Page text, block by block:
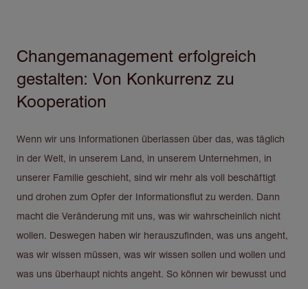
Direkt
Inhalt
Changemanagement erfolgreich
gestalten: Von Konkurrenz zu
Kooperation
Wenn wir uns Informationen überlassen über das, was täglich
in der Welt, in unserem Land, in unserem Unternehmen, in
unserer Familie geschieht, sind wir mehr als voll beschäftigt
und drohen zum Opfer der Informationsflut zu werden. Dann
macht die Veränderung mit uns, was wir wahrscheinlich nicht
wollen. Deswegen haben wir herauszufinden, was uns angeht,
was wir wissen müssen, was wir wissen sollen und wollen und
was uns überhaupt nichts angeht. So können wir bewusst und